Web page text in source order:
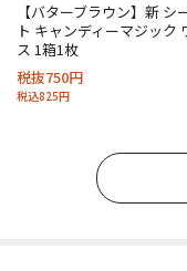
【バターブラウン】新 シ
ト キャンディーマジック
ス 1箱1枚
税抜750円
税込825円